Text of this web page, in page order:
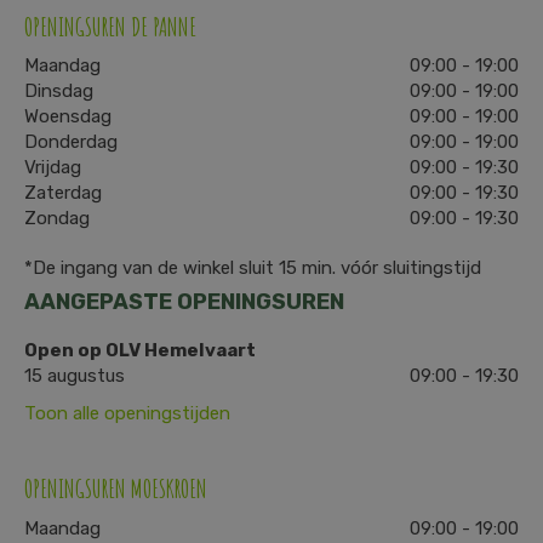
OPENINGSUREN DE PANNE
Maandag
09:00 - 19:00
Dinsdag
09:00 - 19:00
Woensdag
09:00 - 19:00
Donderdag
09:00 - 19:00
Vrijdag
09:00 - 19:30
Zaterdag
09:00 - 19:30
Zondag
09:00 - 19:30
*De ingang van de winkel sluit 15 min. vóór sluitingstijd
AANGEPASTE OPENINGSUREN
Open op OLV Hemelvaart
15 augustus
09:00 - 19:30
Toon alle openingstijden
OPENINGSUREN MOESKROEN
Maandag
09:00 - 19:00